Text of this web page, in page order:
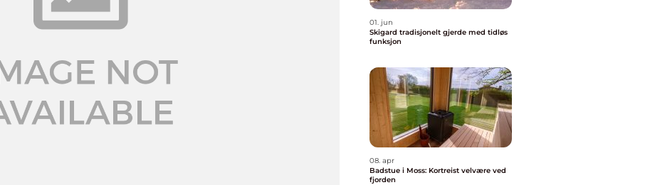
01. jun
Skigard tradisjonelt gjerde med tidløs
funksjon
08. apr
Badstue i Moss: Kortreist velvære ved
fjorden